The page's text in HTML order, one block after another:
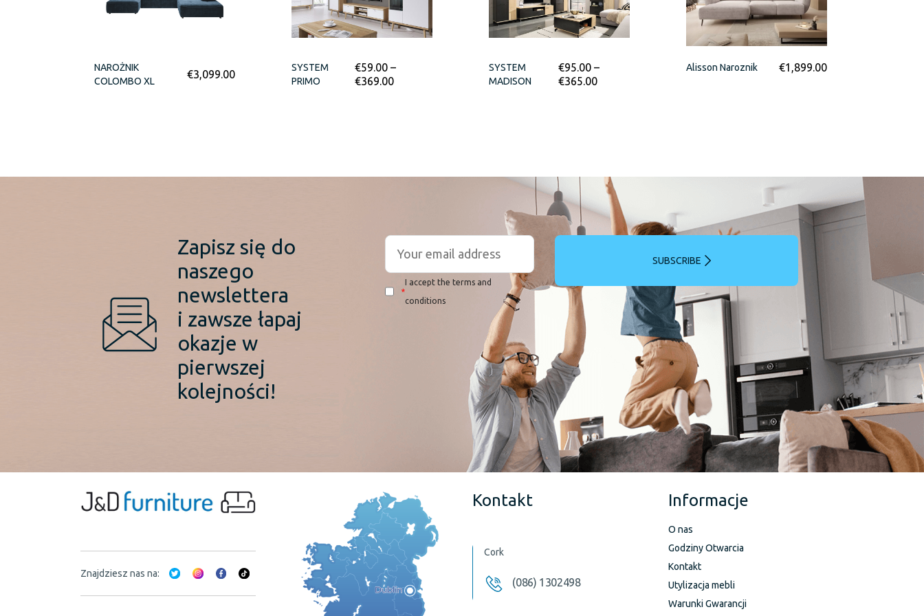
NAROŻNIK
COLOMBO XL
€3,099.00
SYSTEM
PRIMO
€59.00 –
€369.00
SYSTEM
MADISON
€95.00 –
€365.00
Alisson Naroznik €1,899.00
Zapisz się do
naszego
newslettera
i zawsze łapaj
okazje w
pierwszej
kolejności!
*
I accept the terms and
conditions
SUBSCRIBE
Znajdziesz nas na:
Kontakt
Cork
(086) 1302498
Informacje
O nas
Godziny Otwarcia
Kontakt
Utylizacja mebli
Warunki Gwarancji